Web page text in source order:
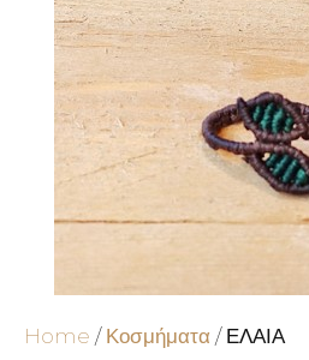
Home / Κοσμήματα / ΕΛΑΙΑ